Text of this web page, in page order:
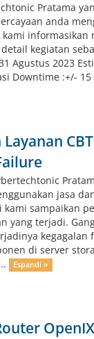
Pratama
anda
informasikan
kegiatan
Agustus 2023
Downtime :+/-
jasa
sampaikan
yang terjadi.
kegagalan
di server
Espandi »